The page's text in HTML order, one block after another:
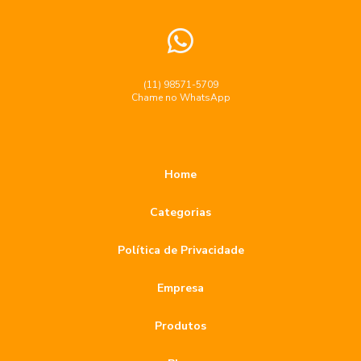
Broca diamantada para porcelanato preço acessível
escolher a melhor opção para sua obra
Broca diamantada para porcelanato: como escolher a ideal
(11) 98571-5709
Chame no WhatsApp
Home
Categorias
Política de Privacidade
Empresa
Produtos